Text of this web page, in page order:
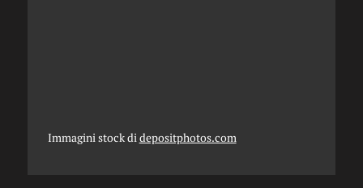
Immagini stock didepositphotos.com